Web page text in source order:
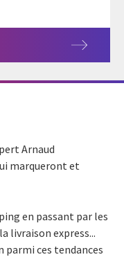
Arnaud
marqueront et
en passant par les
livraison express...
parmi ces tendances